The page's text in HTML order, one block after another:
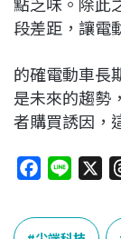
段差距，讓電
的確電動車長
是未來的趨勢
者購買誘因，
c
n